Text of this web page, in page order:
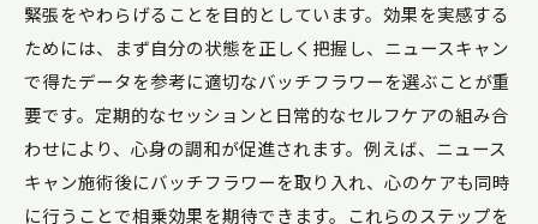
緊張をやわらげることを目的としています。効果を実感する
ためには、まず自分の状態を正しく把握し、ニュースキャン
で得たデータを参考に適切なバッチフラワーを選ぶことが重
要です。定期的なセッションと日常的なセルフケアの組み合
わせにより、心身の調和が促進されます。例えば、ニュース
キャン施術後にバッチフラワーを取り入れ、心のケアも同時
に行うことで相乗効果を期待できます。これらのステップを